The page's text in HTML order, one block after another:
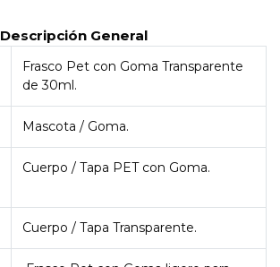
Descripción General
Frasco Pet con Goma Transparente
de 30ml.
Mascota / Goma.
Cuerpo / Tapa PET con Goma.
Cuerpo / Tapa Transparente.